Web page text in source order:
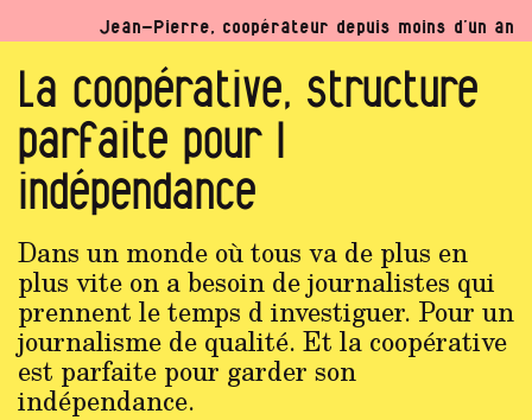
Jean-Pierre, coopérateur depuis moins d’un an
La coopérative, structure
parfaite pour l
indépendance
Dans un monde où tous va de plus en
plus vite on a besoin de journalistes qui
prennent le temps d investiguer. Pour un
journalisme de qualité. Et la coopérative
est parfaite pour garder son
indépendance.